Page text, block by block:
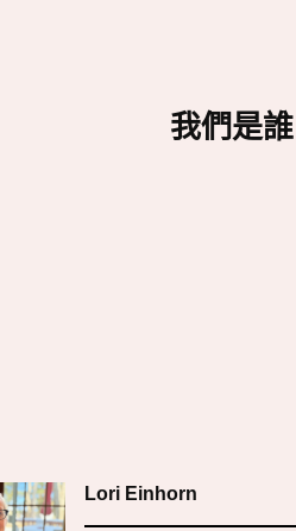
我們是誰
Lori Einhorn